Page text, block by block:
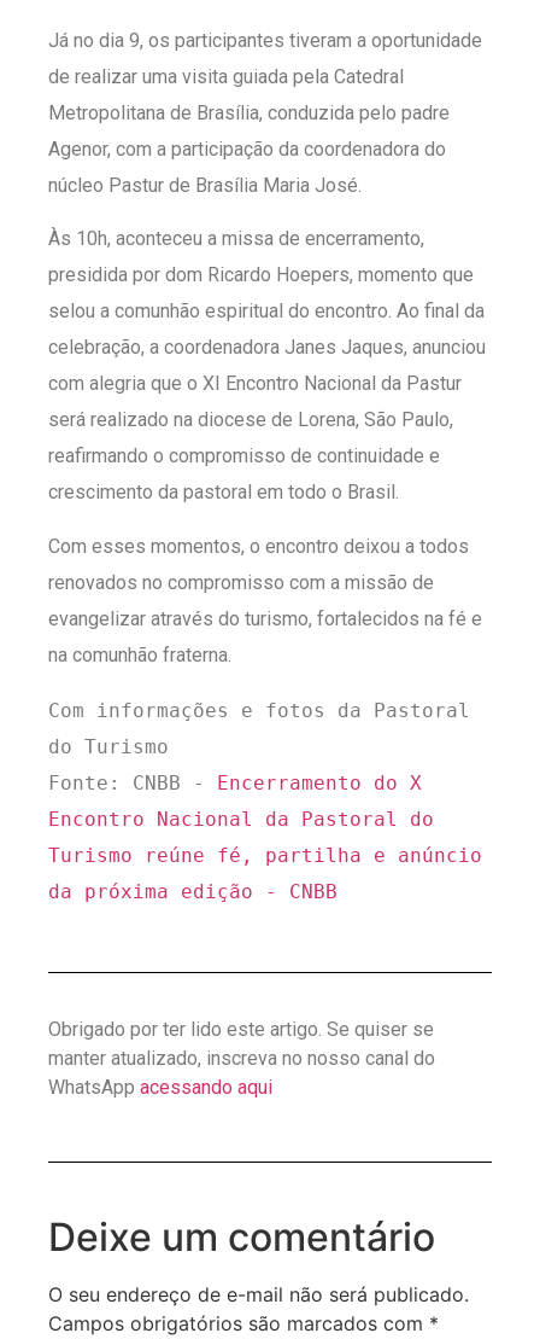
Já no dia 9, os participantes tiveram a oportunidade
de realizar uma visita guiada pela Catedral
Metropolitana de Brasília, conduzida pelo padre
Agenor, com a participação da coordenadora do
núcleo Pastur de Brasília Maria José.
Às 10h, aconteceu a missa de encerramento,
presidida por dom Ricardo Hoepers, momento que
selou a comunhão espiritual do encontro. Ao final da
celebração, a coordenadora Janes Jaques, anunciou
com alegria que o XI Encontro Nacional da Pastur
será realizado na diocese de Lorena, São Paulo,
reafirmando o compromisso de continuidade e
crescimento da pastoral em todo o Brasil.
Com esses momentos, o encontro deixou a todos
renovados no compromisso com a missão de
evangelizar através do turismo, fortalecidos na fé e
na comunhão fraterna.
Com informações e fotos da Pastoral
do Turismo
Fonte: CNBB - Encerramento do X
Encontro Nacional da Pastoral do
Turismo reúne fé, partilha e anúncio
da próxima edição - CNBB
Obrigado por ter lido este artigo. Se quiser se
manter atualizado, inscreva no nosso canal do
WhatsApp acessando aqui
Deixe um comentário
O seu endereço de e-mail não será publicado.
Campos obrigatórios são marcados com *